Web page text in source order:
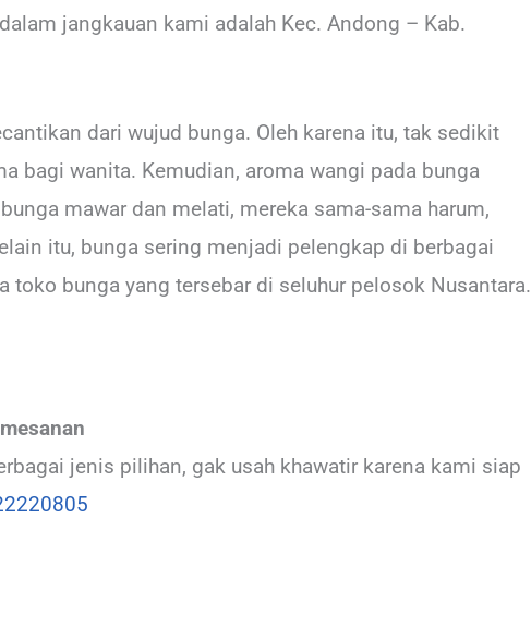
jangkauan kami adalah Kec. Andong – Kab.
dari wujud bunga. Oleh karena itu, tak sedikit
bagi wanita. Kemudian, aroma wangi pada bunga
mawar dan melati, mereka sama-sama harum,
itu, bunga sering menjadi pelengkap di berbagai
bunga yang tersebar di seluhur pelosok Nusantara.
jenis pilihan, gak usah khawatir karena kami siap